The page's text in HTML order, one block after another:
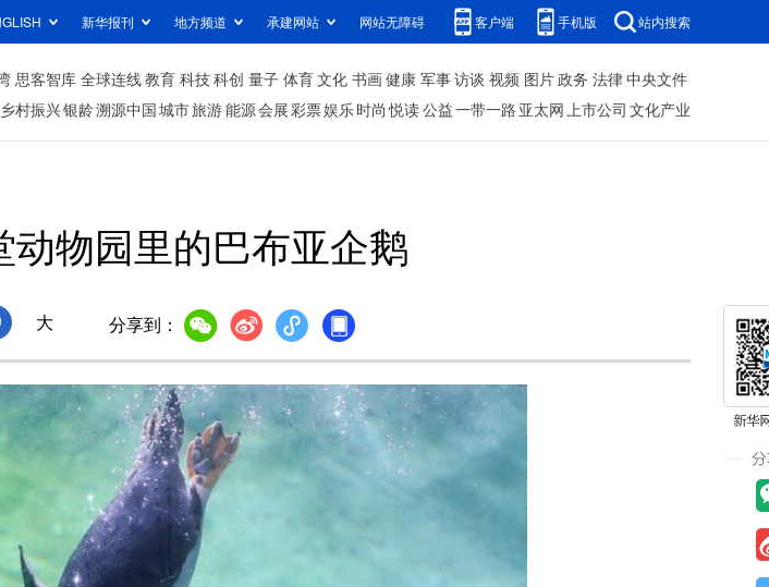
新华报刊 地方频道 承建网站 网站无障碍 客户端 手机版 站内搜索
思客智库 全球连线教育 科技科创 量子 体育文化 书画健康 军事访谈 视频 图片政务 法律中央文件
乡村振兴银龄溯源中国城市旅游能源会展彩票娱乐时尚 悦读公益一带一路 亚太网上市公司 文化产业
动物园里的巴布亚企鹅
大 分享到：